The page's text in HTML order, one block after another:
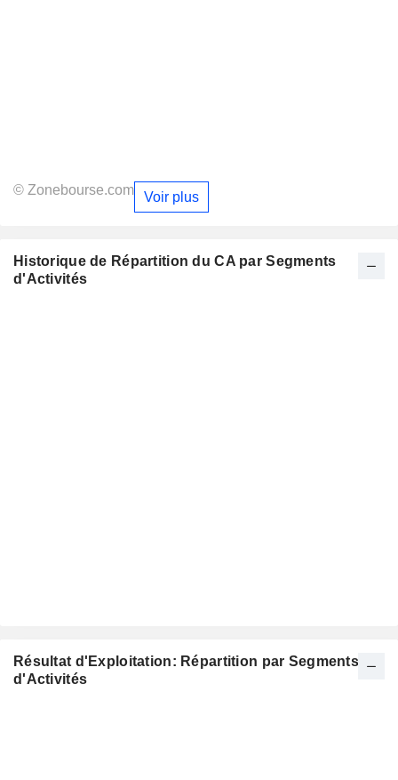
© Zonebourse.com Voir plus
Historique de Répartition du CA par Segments
d'Activités
Résultat d'Exploitation: Répartition par Segments
d'Activités